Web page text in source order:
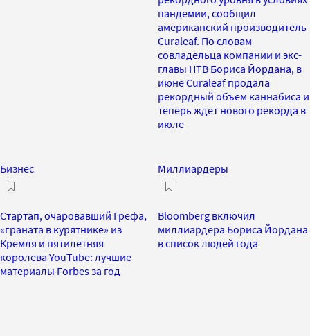
пандемии, сообщил
американский производитель
Curaleaf. По словам
совладельца компании и экс-
главы НТВ Бориса Йордана, в
июне Curaleaf продала
рекордный объем каннабиса и
теперь ждет нового рекорда в
июле
Бизнес
Стартап, очаровавший Грефа,
«граната в курятнике» из
Кремля и пятилетняя
королева YouTube: лучшие
материалы Forbes за год
Миллиардеры
Bloomberg включил
миллиардера Бориса Йордана
в список людей года